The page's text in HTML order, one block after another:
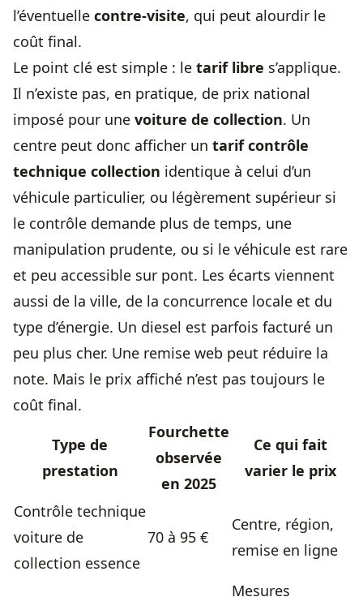
l’éventuelle contre-visite, qui peut alourdir le
coût final.
Le point clé est simple : le tarif libre s’applique.
Il n’existe pas, en pratique, de prix national
imposé pour une voiture de collection. Un
centre peut donc afficher un tarif contrôle
technique collection identique à celui d’un
véhicule particulier, ou légèrement supérieur si
le contrôle demande plus de temps, une
manipulation prudente, ou si le véhicule est rare
et peu accessible sur pont. Les écarts viennent
aussi de la ville, de la concurrence locale et du
type d’énergie. Un diesel est parfois facturé un
peu plus cher. Une remise web peut réduire la
note. Mais le prix affiché n’est pas toujours le
coût final.
Type de
prestation
Fourchette
observée
en 2025
Ce qui fait
varier le prix
Contrôle technique
voiture de
collection essence
70 à 95 €
Centre, région,
remise en ligne
Mesures